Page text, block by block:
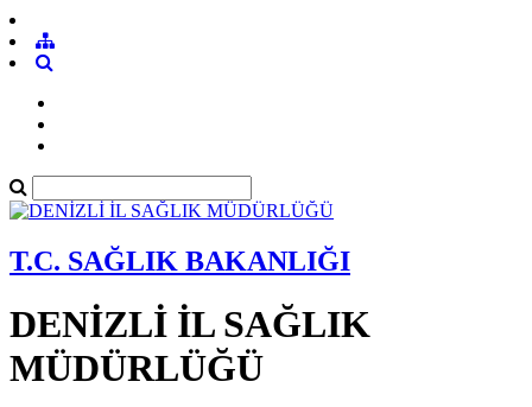
T.C. SAĞLIK BAKANLIĞI
DENİZLİ İL SAĞLIK
MÜDÜRLÜĞÜ